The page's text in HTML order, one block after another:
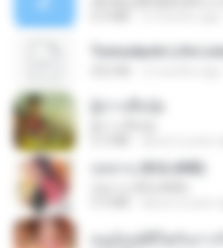
กุหลาบ (KULARB)
หนูน้อยสู้ชีวิตกับภาร